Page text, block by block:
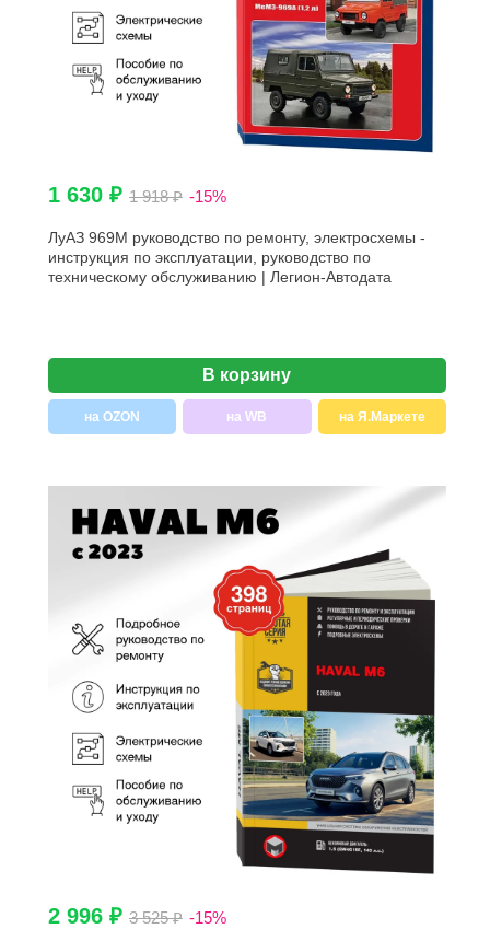
1 630 ₽ 1 918 ₽ -15%
ЛуАЗ 969М руководство по ремонту, электросхемы -
инструкция по эксплуатации, руководство по
техническому обслуживанию | Легион-Автодата
В корзину
на OZON на WB на Я.Маркете
2 996 ₽ 3 525 ₽ -15%